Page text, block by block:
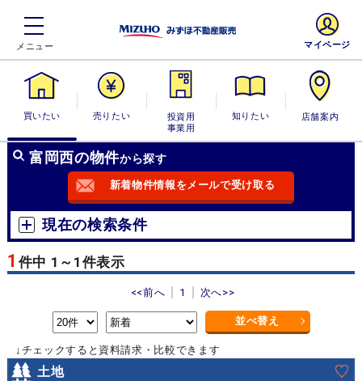
買いたい 売りたい
投資用・事業
用
知りたい 店舗案内
マイページ
富岡西の物件から探す
新着物件情報をメールで受け取る
現在の検索条件
1 件中 1～1件表示
<<前へ 1 次へ>>
並べ替え
↓チェックすると資料請求・比較できます
土地